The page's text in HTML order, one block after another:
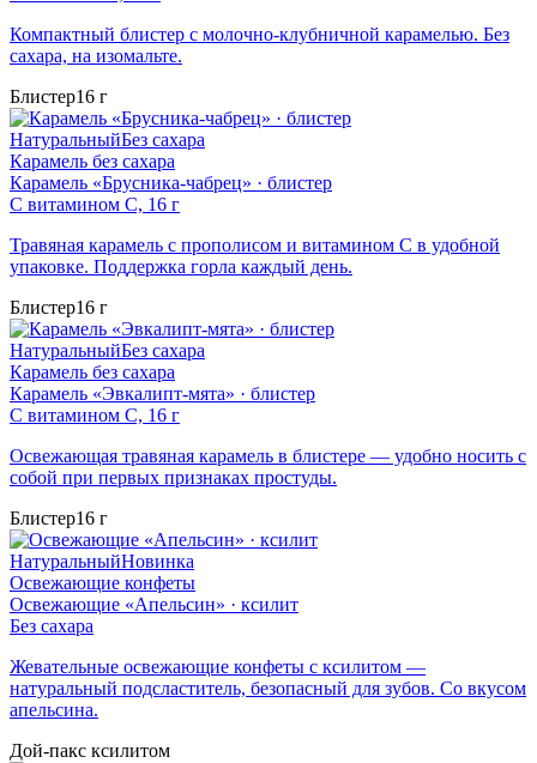
Компактный блистер с молочно-клубничной карамелью. Без
сахара, на изомальте.
Блистер16 г
НатуральныйБез сахара
Карамель без сахара
Карамель «Брусника-чабрец» · блистер
С витамином C, 16 г
Травяная карамель с прополисом и витамином C в удобной
упаковке. Поддержка горла каждый день.
Блистер16 г
НатуральныйБез сахара
Карамель без сахара
Карамель «Эвкалипт-мята» · блистер
С витамином C, 16 г
Освежающая травяная карамель в блистере — удобно носить с
собой при первых признаках простуды.
Блистер16 г
НатуральныйНовинка
Освежающие конфеты
Освежающие «Апельсин» · ксилит
Без сахара
Жевательные освежающие конфеты с ксилитом —
натуральный подсластитель, безопасный для зубов. Со вкусом
апельсина.
Дой-пакс ксилитом